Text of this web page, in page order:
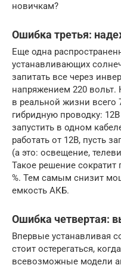
новичкам?
Ошибка третья:
Еще одна
устанавливающих
запитать все через
напряжением 220 вольт.
в реальной жизни всего
гибридную проводку:
запустить в одном
работать от 12В, пусть
(а это: освещение,
Такое решение сократит
%. Тем самым снизит
емкость АКБ.
Ошибка четвертая:
Впервые устанавливая
стоит остерегаться,
всевозможные модели